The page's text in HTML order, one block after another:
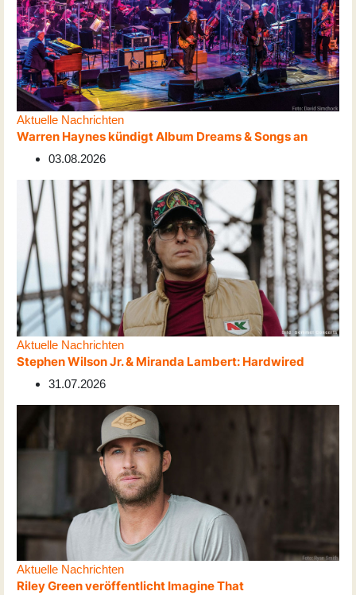
Aktuelle Nachrichten
Warren Haynes kündigt Album Dreams & Songs an
03.08.2026
Aktuelle Nachrichten
Stephen Wilson Jr. & Miranda Lambert: Hardwired
31.07.2026
Aktuelle Nachrichten
Riley Green veröffentlicht Imagine That